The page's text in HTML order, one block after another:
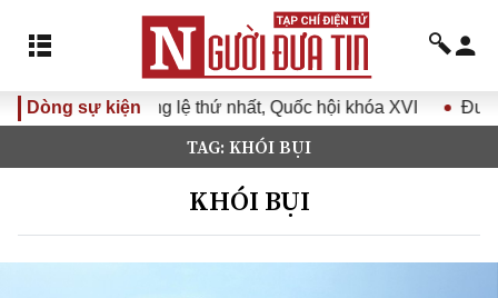
Dòng sự kiện
lệ thứ nhất, Quốc hội khóa XVI Đưa Nghị quyết Đại hội
TAG: KHÓI BỤI
KHÓI BỤI